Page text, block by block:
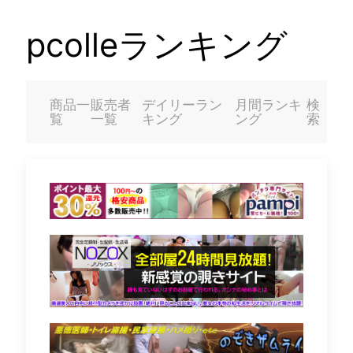
pcolleランキング
商品一
覧
販売者
一覧
デイリーラン
キング
月間ランキ
ング
検
索